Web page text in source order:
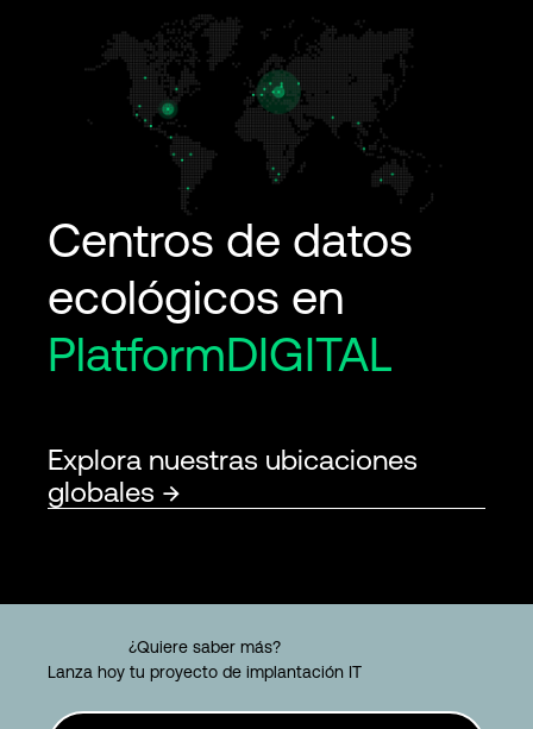
Centros de datos
ecológicos en
PlatformDIGITAL
Explora nuestras ubicaciones
globales
¿Quiere saber más?
Lanza hoy tu proyecto de implantación IT